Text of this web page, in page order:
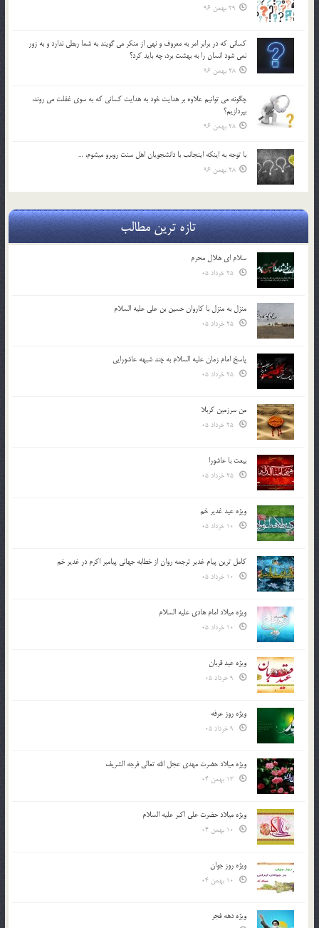
29 بهمن 96
كساني كه در برابر امر به معروف و نهي از منكر مي گويند به شما ربطي ندارد و به زور
نمي شود انسان را به بهشت برد، چه بايد كرد؟
28 بهمن 96
چگونه مي توانيم علاوه بر هدايت خود به هدايت كساني كه به سوي غفلت مي روند،
بپردازيم؟
28 بهمن 96
با توجه به اينكه اينجانب با دانشجويان اهل سنت روبرو مي‎شوم، …
28 بهمن 96
تازه ترین مطالب
سلام ای هلال محرم
منزل به منزل با کاروان حسین بن علی علیه السلام
پاسخ امام زمان علیه السلام به چند شبهه عاشورایی
من سرزمین کربلا
بیعت با عاشورا
ویژه عید غدیر خم
کامل ترین پیام غدیر ترجمه روان از خطابه جهانی پیامبر اکرم در غدیر خم
ویژه میلاد امام هادی علیه السلام
ویژه عید قربان
ویژه روز عرفه
ویژه میلاد حضرت مهدی عجل الله تعالی فرجه الشريف
ویژه میلاد حضرت علی اکبر علیه السلام
ویژه روز جوان
ویژه دهه فجر